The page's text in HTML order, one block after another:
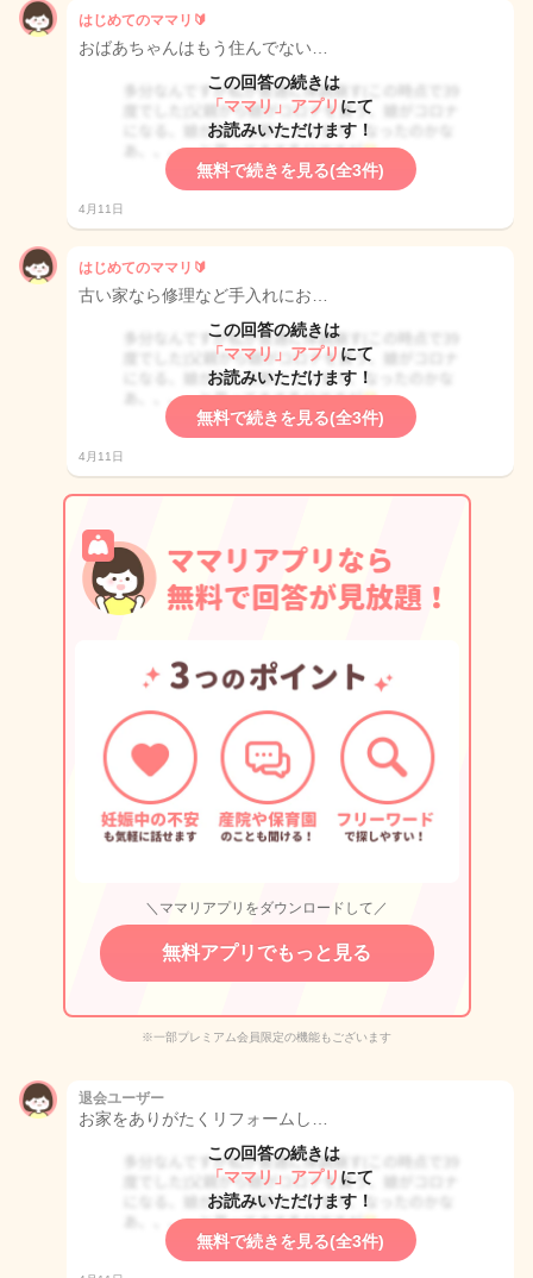
はじめてのママリ🔰
おばあちゃんはもう住んでない…
この回答の続きは
「ママリ」アプリ にて
お読みいただけます！
無料で続きを見る(全3件)
4月11日
はじめてのママリ🔰
古い家なら修理など手入れにお…
この回答の続きは
「ママリ」アプリ にて
お読みいただけます！
無料で続きを見る(全3件)
4月11日
＼ママリアプリをダウンロードして／
無料アプリでもっと見る
※一部プレミアム会員限定の機能もございます
退会ユーザー
お家をありがたくリフォームし…
この回答の続きは
「ママリ」アプリ にて
お読みいただけます！
無料で続きを見る(全3件)